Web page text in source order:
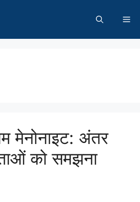
मेनोनाइट: अंतर
को समझना